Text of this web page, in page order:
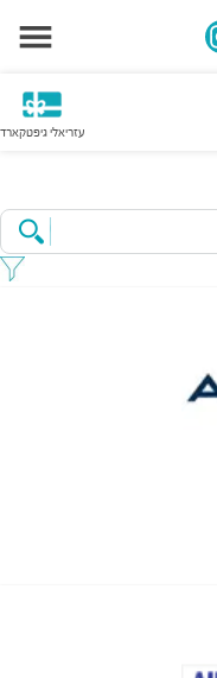
עזריאלי גיפטקארד